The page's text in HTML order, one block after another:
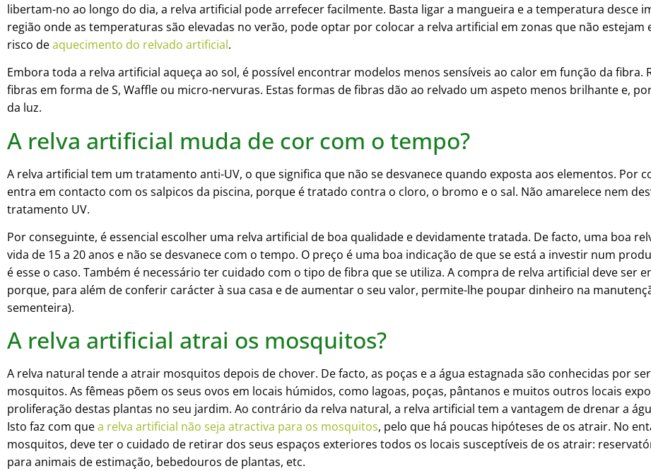
libertam-no ao longo do dia, a relva artificial pode arrefecer facilmente. Basta ligar a mangueira e a temperatura desce
região onde as temperaturas são elevadas no verão, pode optar por colocar a relva artificial em zonas que não estejam
risco deaquecimento do relvado artificial.
Embora toda a relva artificial aqueça ao sol, é possível encontrar modelos menos sensíveis ao calor em função da fibra.
fibras em forma de S, Waffle ou micro-nervuras. Estas formas de fibras dão ao relvado um aspeto menos brilhante e,
da luz.
A relva artificial muda de cor com o tempo?
A relva artificial tem um tratamento anti-UV, o que significa que não se desvanece quando exposta aos elementos. Por
entra em contacto com os salpicos da piscina, porque é tratado contra o cloro, o bromo e o sal. Não amarelece nem
tratamento UV.
Por conseguinte, é essencial escolher uma relva artificial de boa qualidade e devidamente tratada. De facto, uma boa
vida de 15 a 20 anos e não se desvanece com o tempo. O preço é uma boa indicação de que se está a investir num
é esse o caso. Também é necessário ter cuidado com o tipo de fibra que se utiliza. A compra de relva artificial deve ser
porque, para além de conferir carácter à sua casa e de aumentar o seu valor, permite-lhe poupar dinheiro na
sementeira).
A relva artificial atrai os mosquitos?
A relva natural tende a atrair mosquitos depois de chover. De facto, as poças e a água estagnada são conhecidas por
mosquitos. As fêmeas põem os seus ovos em locais húmidos, como lagoas, poças, pântanos e muitos outros locais
proliferação destas plantas no seu jardim. Ao contrário da relva natural, a relva artificial tem a vantagem de drenar a
Isto faz com quea relva artificial não seja atractiva para os mosquitos, pelo que há poucas hipóteses de os atrair. No
mosquitos, deve ter o cuidado de retirar dos seus espaços exteriores todos os locais susceptíveis de os atrair:
para animais de estimação, bebedouros de plantas, etc.